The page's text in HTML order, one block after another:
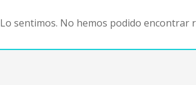
Lo sentimos. No hemos podido encontrar